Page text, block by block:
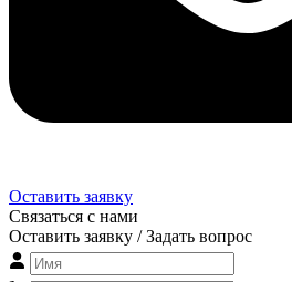
Оставить заявку
Связаться с нами
Оставить заявку / Задать вопрос